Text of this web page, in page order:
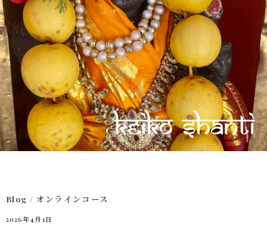
Blog / オンラインコース
2026年4月1日